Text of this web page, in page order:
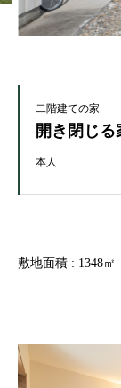
二階建ての家
開き閉じる
本人
敷地面積 : 1348㎡